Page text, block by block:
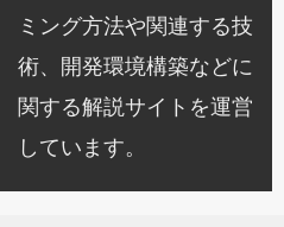
ミング方法や関連する技
術、開発環境構築などに
関する解説サイトを運営
しています。